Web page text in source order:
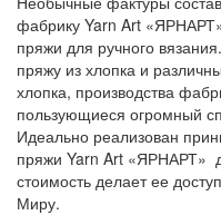
фабрику Yarn Art
пряжи для ручного
пряжу из хлопка и
хлопка, производства
пользующиеся огромный
Идеально реализован
пряжи Yarn Art «ЯРНАРТ»
стоимость делает ее
Миру.